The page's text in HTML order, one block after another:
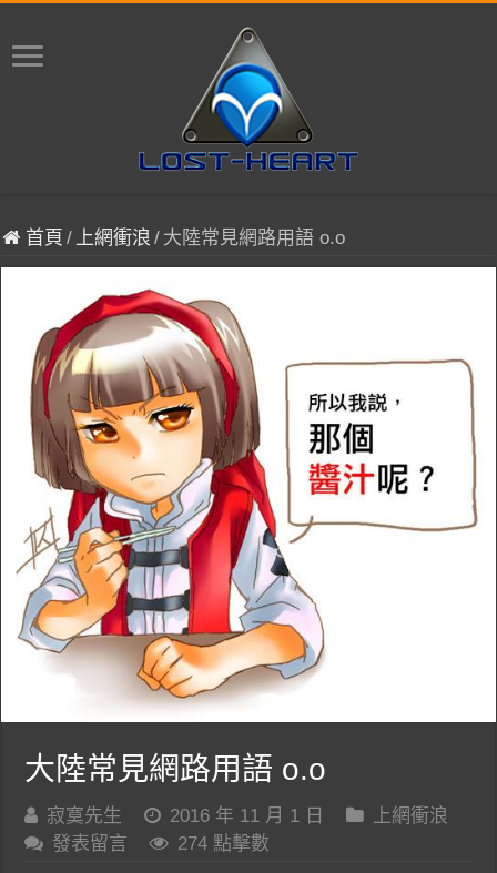
首頁 / 上網衝浪 / 大陸常見網路用語 o.o
大陸常見網路用語 o.o
寂寞先生 2016 年 11 月 1 日
上網衝浪
發表留言
274 點擊數